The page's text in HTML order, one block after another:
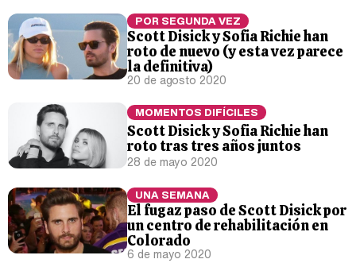
POR SEGUNDA VEZ
Scott Disick y Sofia Richie han
roto de nuevo (y esta vez parece
la definitiva)
20 de agosto 2020
MOMENTOS DIFÍCILES
Scott Disick y Sofia Richie han
roto tras tres años juntos
28 de mayo 2020
UNA SEMANA
El fugaz paso de Scott Disick por
un centro de rehabilitación en
Colorado
6 de mayo 2020